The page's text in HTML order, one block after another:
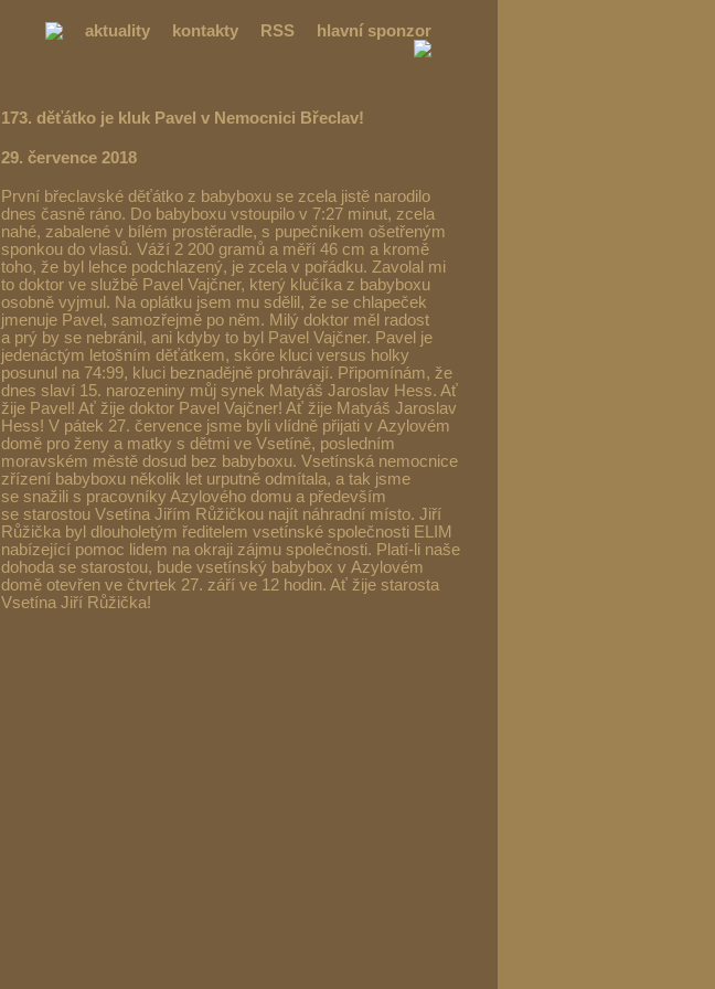
hlavní sponzor
RSS
kontakty
aktuality
173. děťátko je kluk Pavel v Nemocnici Břeclav!
29. července 2018
První břeclavské děťátko z babyboxu se zcela jistě narodilo
dnes časně ráno. Do babyboxu vstoupilo v 7:27 minut, zcela
nahé, zabalené v bílém prostěradle, s pupečníkem ošetřeným
sponkou do vlasů. Váží 2 200 gramů a měří 46 cm a kromě
toho, že byl lehce podchlazený, je zcela v pořádku. Zavolal mi
to doktor ve službě Pavel Vajčner, který klučíka z babyboxu
osobně vyjmul. Na oplátku jsem mu sdělil, že se chlapeček
jmenuje Pavel, samozřejmě po něm. Milý doktor měl radost
a prý by se nebránil, ani kdyby to byl Pavel Vajčner. Pavel je
jedenáctým letošním děťátkem, skóre kluci versus holky
posunul na 74:99, kluci beznadějně prohrávají. Připomínám, že
dnes slaví 15. narozeniny můj synek Matyáš Jaroslav Hess. Ať
žije Pavel! Ať žije doktor Pavel Vajčner! Ať žije Matyáš Jaroslav
Hess! V pátek 27. července jsme byli vlídně přijati v Azylovém
domě pro ženy a matky s dětmi ve Vsetíně, posledním
moravském městě dosud bez babyboxu. Vsetínská nemocnice
zřízení babyboxu několik let urputně odmítala, a tak jsme
se snažili s pracovníky Azylového domu a především
se starostou Vsetína Jiřím Růžičkou najít náhradní místo. Jiří
Růžička byl dlouholetým ředitelem vsetínské společnosti ELIM
nabízející pomoc lidem na okraji zájmu společnosti. Platí-li naše
dohoda se starostou, bude vsetínský babybox v Azylovém
domě otevřen ve čtvrtek 27. září ve 12 hodin. Ať žije starosta
Vsetína Jiří Růžička!